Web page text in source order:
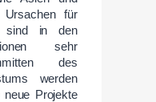
Ursachen für
sind in den
sehr
des
werden
neue Projekte